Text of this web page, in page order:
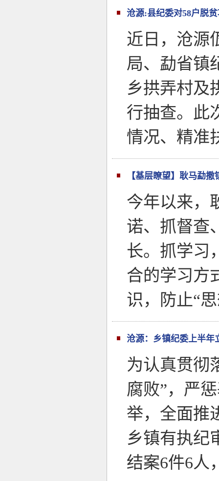
沧源:县纪委对58户脱
近日，沧源
局、勐省镇
乡拱弄村及
行抽查。此
情况、精准
【基层瞭望】耿马勐
今年以来，
诺、抓督查
长。抓学习
合的学习方
识，防止“
沧源：乡镇纪委上半年
为认真贯彻
腐败”，严
举，全面推
乡镇有执纪
结案6件6人